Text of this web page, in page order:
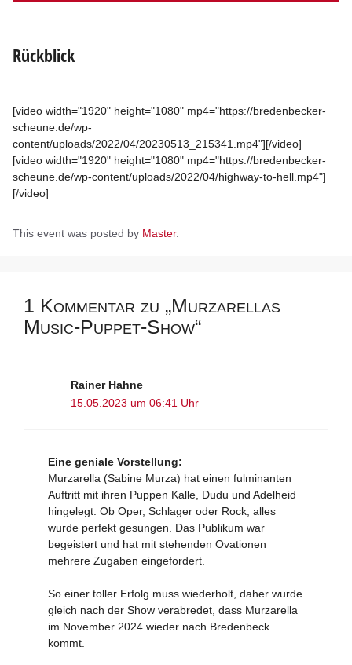
Rückblick
[video width="1920" height="1080" mp4="https://bredenbecker-
scheune.de/wp-
content/uploads/2022/04/20230513_215341.mp4"][/video]
[video width="1920" height="1080" mp4="https://bredenbecker-
scheune.de/wp-content/uploads/2022/04/highway-to-hell.mp4"]
[/video]
This event was posted by Master.
1 Kommentar zu „Murzarellas
Music-Puppet-Show“
Rainer Hahne
15.05.2023 um 06:41 Uhr
Eine geniale Vorstellung:
Murzarella (Sabine Murza) hat einen fulminanten
Auftritt mit ihren Puppen Kalle, Dudu und Adelheid
hingelegt. Ob Oper, Schlager oder Rock, alles
wurde perfekt gesungen. Das Publikum war
begeistert und hat mit stehenden Ovationen
mehrere Zugaben eingefordert.
So einer toller Erfolg muss wiederholt, daher wurde
gleich nach der Show verabredet, dass Murzarella
im November 2024 wieder nach Bredenbeck
kommt.